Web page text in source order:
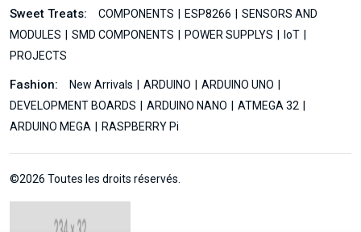
Sweet Treats: COMPONENTS ESP8266
SENSORS AND
MODULES
SMD COMPONENTS POWER SUPPLYS
IoT
PROJECTS
Fashion: New Arrivals ARDUINO
ARDUINO UNO
DEVELOPMENT BOARDS
ARDUINO NANO
ATMEGA 32
ARDUINO MEGA
RASPBERRY Pi
©2026 Toutes les droits réservés.